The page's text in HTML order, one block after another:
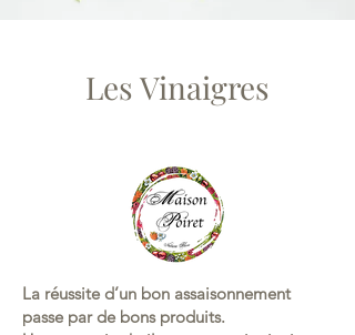
Les Vinaigres
La réussite d’un bon assaisonnement
passe par de bons produits.